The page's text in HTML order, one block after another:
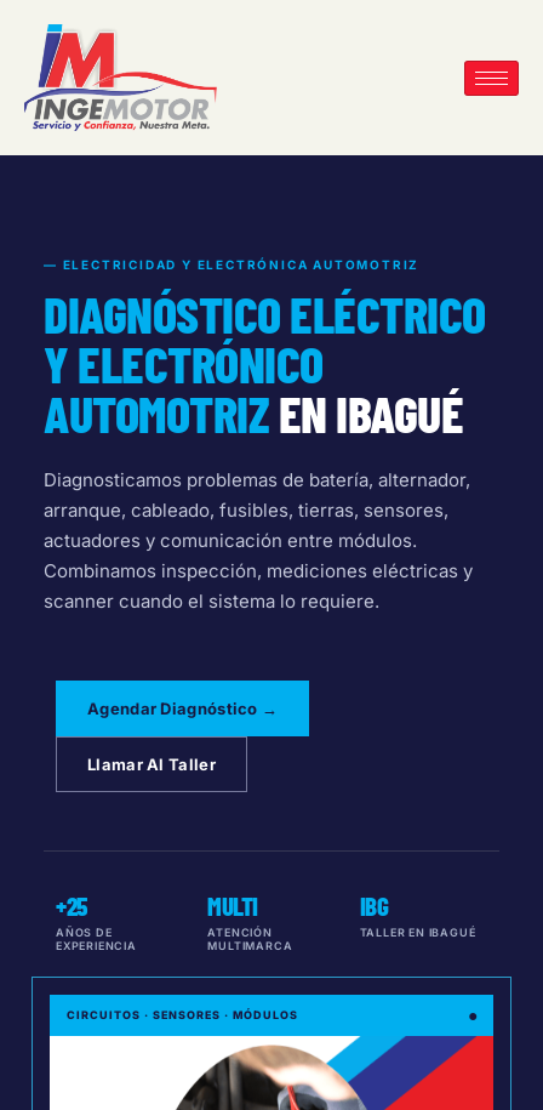
— ELECTRICIDAD Y ELECTRÓNICA AUTOMOTRIZ
DIAGNÓSTICO ELÉCTRICO
Y ELECTRÓNICO
AUTOMOTRIZEN IBAGUÉ
Diagnosticamos problemas de batería, alternador,
arranque, cableado, fusibles, tierras, sensores,
actuadores y comunicación entre módulos.
Combinamos inspección, mediciones eléctricas y
scanner cuando el sistema lo requiere.
Agendar Diagnóstico →
Llamar Al Taller
+25
AÑOS DE
EXPERIENCIA
MULTI
ATENCIÓN
MULTIMARCA
IBG
TALLER EN IBAGUÉ
CIRCUITOS · SENSORES · MÓDULOS ●